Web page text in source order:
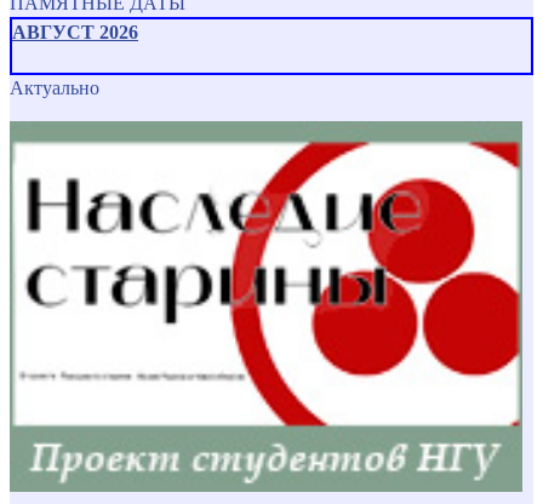
АВГУСТ 2026
Актуально